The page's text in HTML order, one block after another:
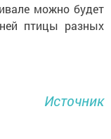
можно будет
птицы разных
Источник